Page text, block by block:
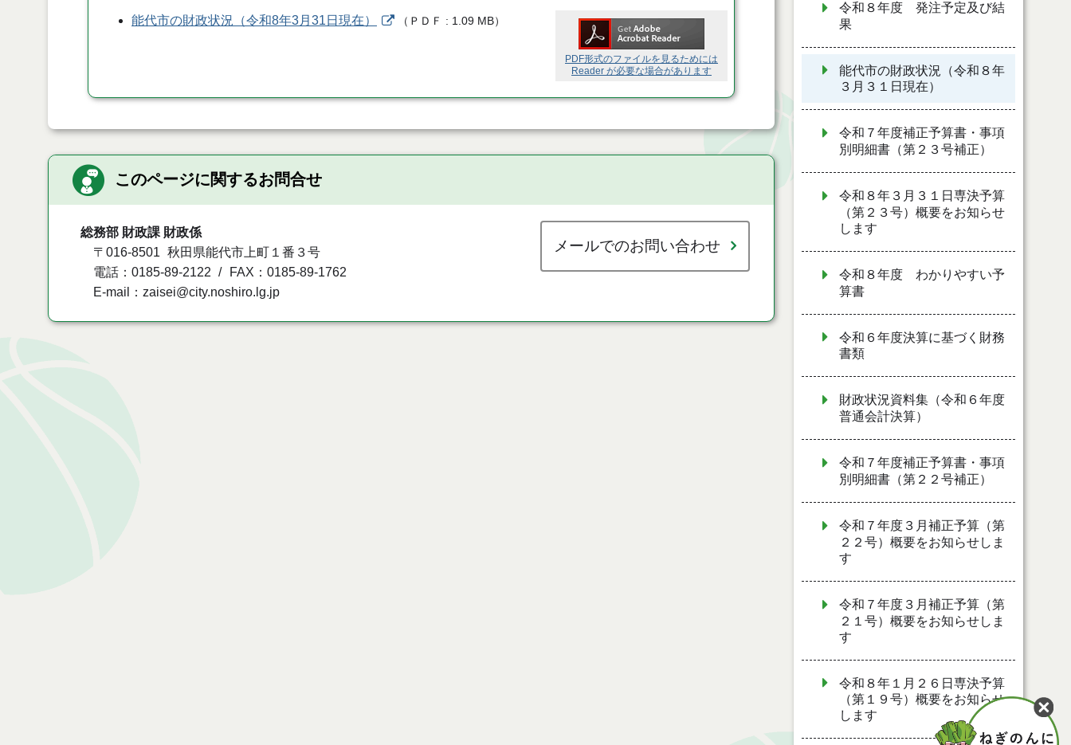
PDF形式のファイルを見るためには
Reader が必要な場合があります
能代市の財政状況（令和8年3月31日現在） （ ＰＤＦ 1.09 MB）
このページに関するお問合せ
総務部 財政課 財政係
〒016-8501
秋田県能代市上町１番３号
電話：0185-89-2122
FAX：0185-89-1762
E-mail：zaisei@city.noshiro.lg.jp
メールでのお問い合わせ
令和８年度 発注予定及び結
果
能代市の財政状況（令和８年
３月３１日現在）
令和７年度補正予算書・事項
別明細書（第２３号補正）
令和８年３月３１日専決予算
（第２３号）概要をお知らせ
します
令和８年度 わかりやすい予
算書
令和６年度決算に基づく財務
書類
財政状況資料集（令和６年度
普通会計決算）
令和７年度補正予算書・事項
別明細書（第２２号補正）
令和７年度３月補正予算（第
２２号）概要をお知らせしま
す
令和７年度３月補正予算（第
２１号）概要をお知らせしま
す
令和８年１月２６日専決予算
（第１９号）概要をお知らせ
します